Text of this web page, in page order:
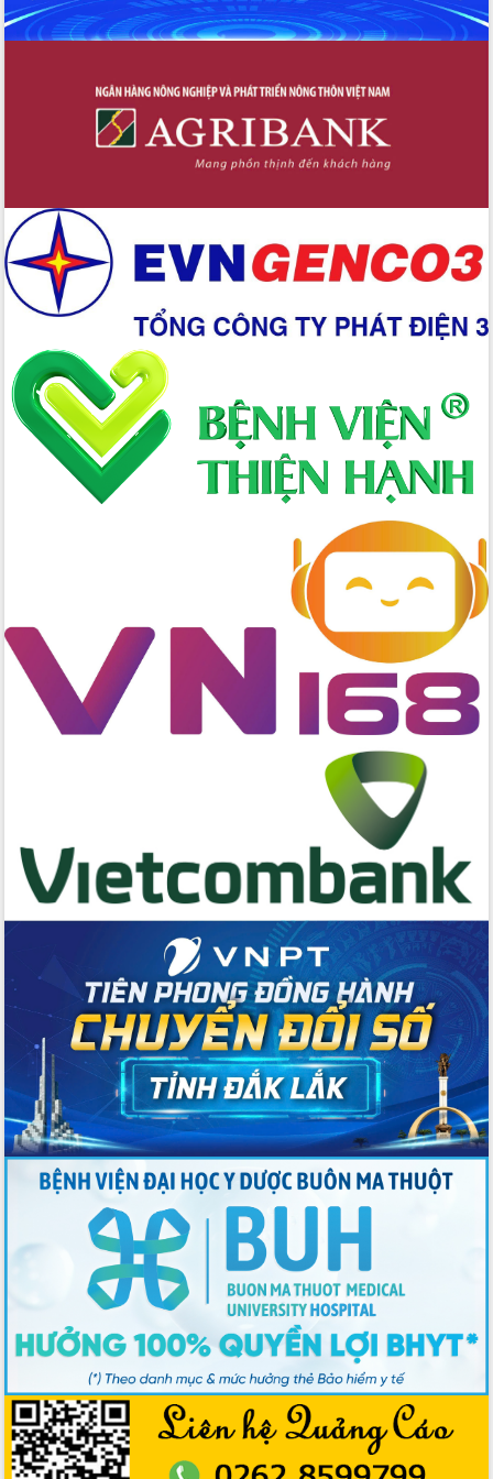
Xây dựng nền hành chính số đồng
đấu có 77% xã đạt chuẩn nông thôn
Chuyển đổi số 'mở đường' cho nông
nghiệp Đắk Lắk tăng trưởng bứt phá
địa chính, hoàn thiện cơ sở dữ liệu đất
Ứng dụng sinh trắc học - Bước tiến
trong hành trình chuyển đổi số tại Đắk
Lắk
Đắk Lắk nâng cao hiệu quả công tác
Đảng từ Sổ tay đảng viên điện tử
Đắk Lắk đẩy mạnh nuôi biển công
nghệ, hướng tới phát triển thủy sản
bền vững
Tập huấn nâng cao năng lực triển khai
chuyển đổi số cho cán bộ, công chức
tâm đạt được mục tiêu tăng trưởng
hai con số trong năm 2026
Tổ chức trang trọng Lễ hội Đền thờ
Lương Văn Chánh năm 2026
Phó Bí thư Tỉnh ủy Đắk Lắk Đỗ Hữu
Chuyển đổi số thư viện: Mở rộng
không gian tri thức trong thời đại số
Đánh giá, rút kinh nghiệm công tác tổ
chức diễn tập trước ngày bầu cử
Chương trình “Gặp gỡ hữu nghị –
Friendship Meeting New Year 2026”
Bầu cử Quốc hội và HĐND: Cử tri Đắk
Lắk gửi gắm niềm tin, kỳ vọng vào lá
phiếu
Đắk Lắk sẵn sàng các điều kiện cho
Ngày hội bầu cử đại biểu Quốc hội
khóa XVI và HĐND các cấp nhiệm kỳ
2026-2031
Đảm bảo cuộc bầu cử đại biểu Quốc
hội và đại biểu HĐND các cấp diễn ra
an toàn, hiệu quả, đúng quy định
Thủ tướng Chính phủ Phạm Minh Chính
kiểm tra, chỉ đạo hoàn thành các dự
án cao tốc và thăm khu tái định cư tại
Sôi nổi Hội đua ngựa truyền thống Gò
Thì Thùng mừng Xuân Bính Ngọ 2026
Lãnh đạo tỉnh dâng hương tưởng niệm
tại Đập Đồng Cam đầu Xuân Bính Ngọ
Ngành nông nghiệp phấn đấu tăng
trưởng đạt 5,86% trong năm 2026
UBND tỉnh Đắk Lắk triển khai công tác